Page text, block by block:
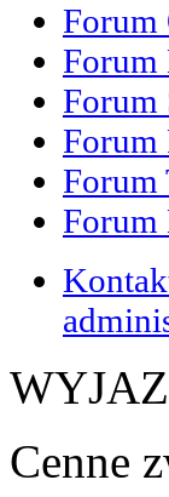
Forum
Forum
Forum
Forum
Forum
Forum
Cenne